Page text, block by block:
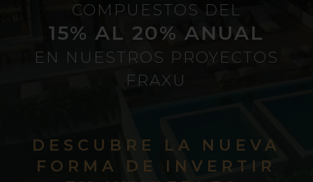
COMPUESTOS DEL
15% AL 20% ANUAL
EN NUESTROS PROYECTOS
FRAXU
DESCUBRE LA NUEVA
FORMA DE INVERTIR